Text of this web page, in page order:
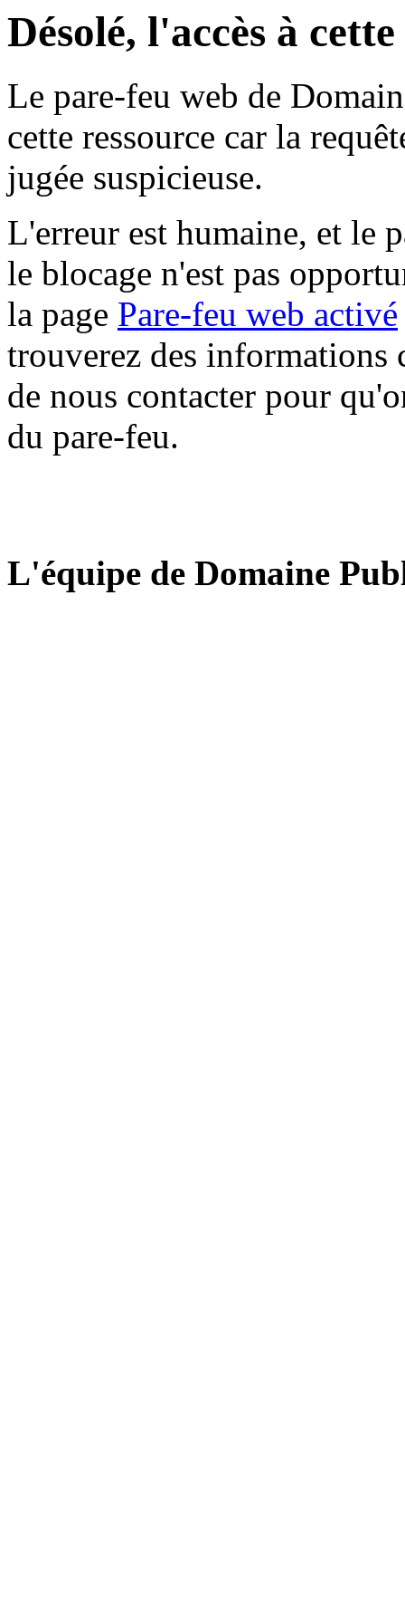
Désolé, l'accès à
Le pare-feu web de
cette ressource car la
jugée suspicieuse.
L'erreur est humaine, et le
le blocage n'est pas
la page Pare-feu web activé
trouverez des informations
de nous contacter pour
du pare-feu.
L'équipe de Domaine